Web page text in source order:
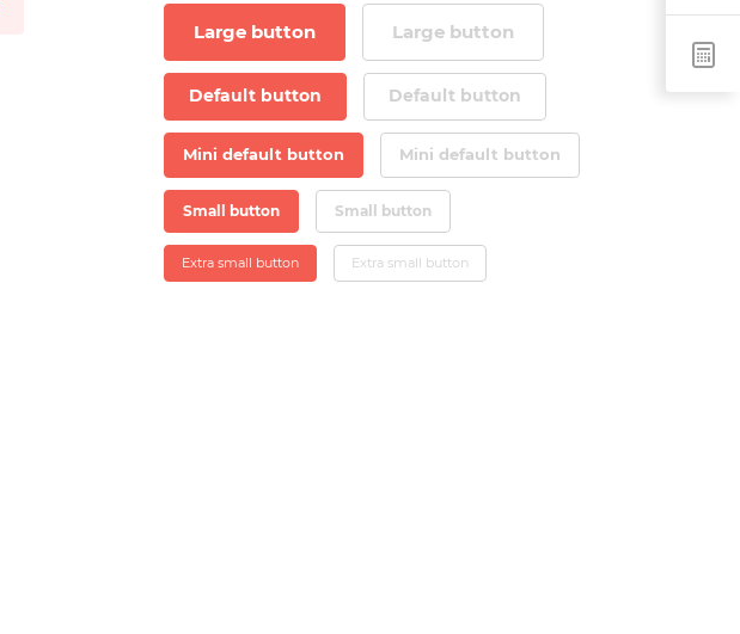
Large button Large button
Default button Default button
Mini default button Mini default button
Small button Small button
Extra small button Extra small button